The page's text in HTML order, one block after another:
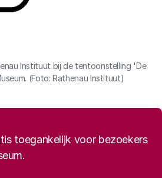
Instituut bij de tentoonstelling 'De
(Foto: Rathenau Instituut)
toegankelijk voor bezoekers